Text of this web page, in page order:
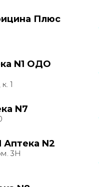
Плюс
N1 ОДО
1
N7
N2
3Н